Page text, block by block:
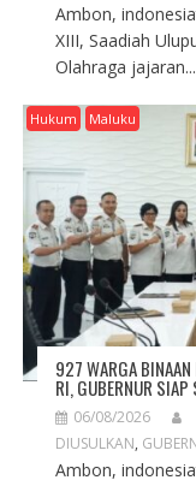
Ambon,
XIII, Saadiah
Olahraga jajaran...
Hukum Maluku
927 WARGA
RI, GUBERNUR SIAP
06/08/2026
DIUSULKAN,
Ambon,